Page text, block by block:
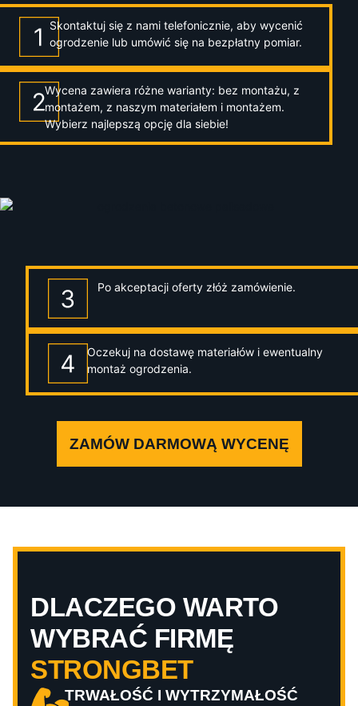
Skontaktuj się z nami telefonicznie, aby wycenić
ogrodzenie lub umówić się na bezpłatny pomiar.
Wycena zawiera różne warianty: bez montażu, z
montażem, z naszym materiałem i montażem.
Wybierz najlepszą opcję dla siebie!
Po akceptacji oferty złóż zamówienie.
Oczekuj na dostawę materiałów i ewentualny
montaż ogrodzenia.
ZAMÓW DARMOWĄ WYCENĘ
DLACZEGO WARTO
WYBRAĆ FIRMĘ
STRONGBET
TRWAŁOŚĆ I WYTRZYMAŁOŚĆ